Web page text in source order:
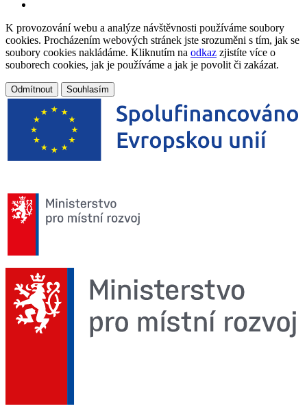
K provozování webu a analýze návštěvnosti používáme soubory
cookies. Procházením webových stránek jste srozuměni s tím, jak se
soubory cookies nakládáme. Kliknutím na odkaz zjistíte více o
souborech cookies, jak je používáme a jak je povolit či zakázat.
Odmítnout Souhlasím